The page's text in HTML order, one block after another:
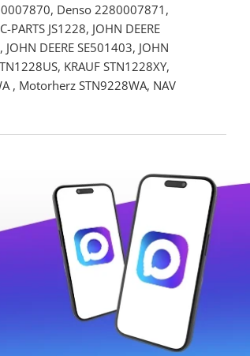
Denso 2280007871,
JS1228, JOHN DEERE
DEERE SE501403, JOHN
KRAUF STN1228XY,
, Motorherz STN9228WA, NAV